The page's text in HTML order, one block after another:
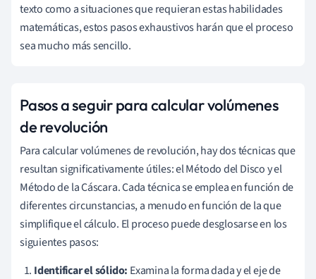
texto como a situaciones que requieran estas habilidades
matemáticas, estos pasos exhaustivos harán que el proceso
sea mucho más sencillo.
Pasos a seguir para calcular volúmenes
de revolución
Para calcular volúmenes de revolución, hay dos técnicas que
resultan significativamente útiles: el Método del Disco y el
Método de la Cáscara. Cada técnica se emplea en función de
diferentes circunstancias, a menudo en función de la que
simplifique el cálculo. El proceso puede desglosarse en los
siguientes pasos:
Identificar el sólido: Examina la forma dada y el eje de